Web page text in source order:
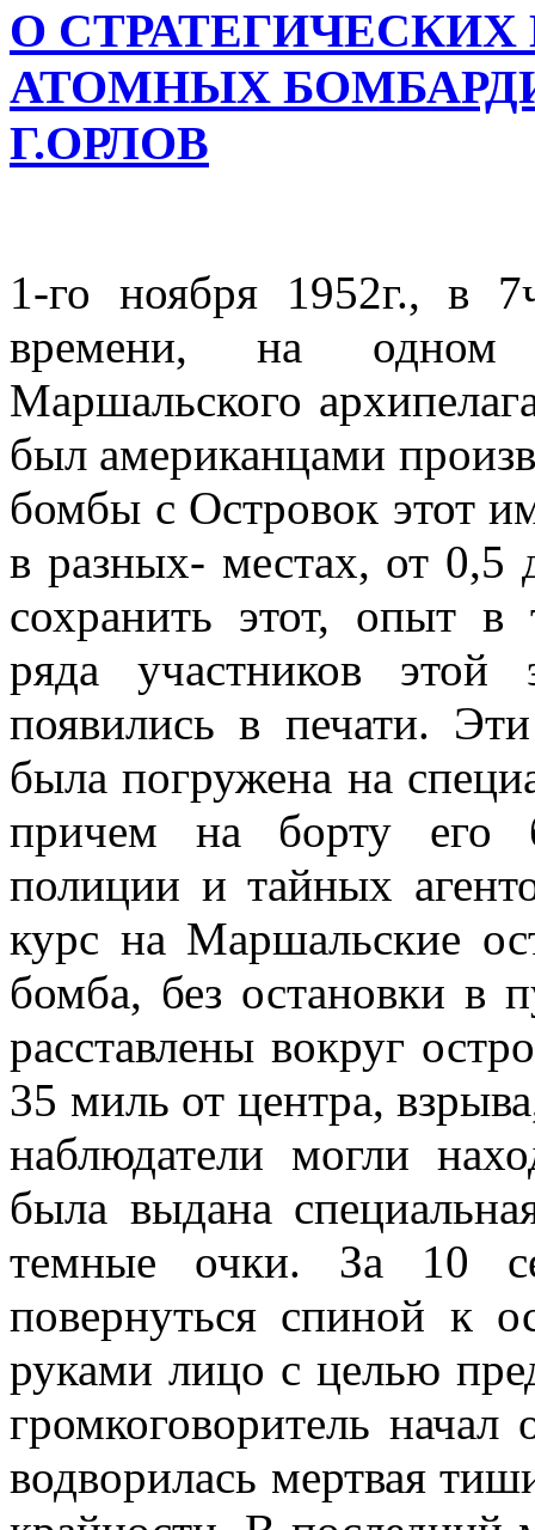
О
АТОМНЫХ
Г.ОРЛОВ
1-го ноября 1952г., в
времени, на одном
Маршальского
был американцами
бомбы с Остро­вок этот
в разных- местах, от
сохранить этот, опыт в
ряда участников этой
появились в печати.
была погружена на
причем на борту его
полиции и тайных
курс на Маршальские
бомба, без остановки в
расставлены вокруг
35 миль от центра,
наблюдатели могли
была выдана
темные очки. За 10
повернуться спиной к
руками лицо с целью
громкоговоритель
водворилась мертвая